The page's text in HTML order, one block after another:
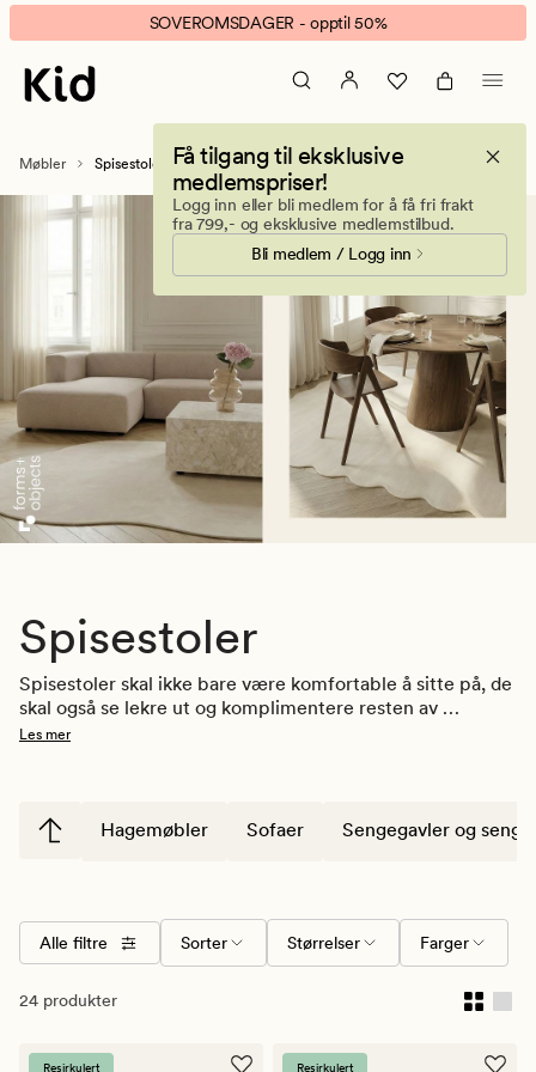
Spisestoler
–
Spisestuestoler
banner.
Klikk
ESCAPE
pause.
SOVEROMSDAGER - opptil 50%
Få tilgang til eksklusive
medlemspriser!
Logg inn eller bli medlem for å få fri frakt
fra 799,- og eksklusive medlemstilbud.
Bli medlem / Logg inn
Møbler Spisestoler
Spisestoler
Spisestoler skal ikke bare være komfortable å sitte på, de
skal også se lekre ut og komplimentere resten av
interiøret i rommet. Velg blant spisestuestoler og
best mulig sittekomfort slik at du kan bli sittende ved
Les mer
Hagemøbler Sofaer Sengegavler og
Alle filtre Sorter Størrelser Farger
24 produkter
Resirkulert Resirkulert